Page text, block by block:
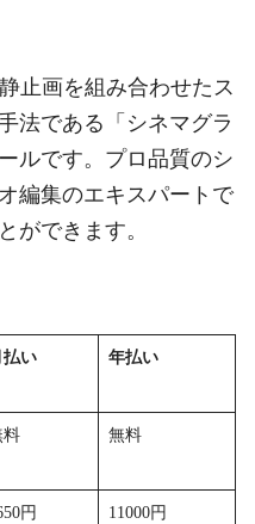
止画を組み合わせたス
法である「シネマグラ
ルです。プロ品質のシ
編集のエキスパートで
ができます。
払い 年払い
料 無料
円 11000円